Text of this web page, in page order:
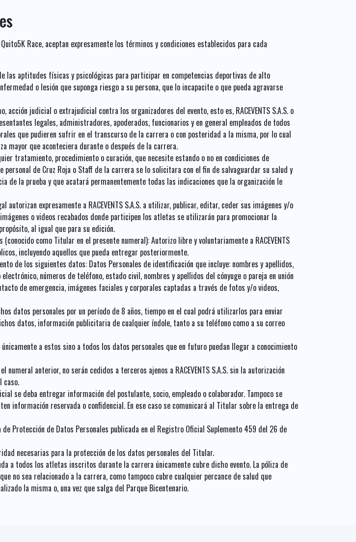
Race, aceptan expresamente los términos y condiciones establecidos para cada
las aptitudes físicas y psicológicas para participar en competencias deportivas de alto
o lesión que suponga riesgo a su persona, que lo incapacite o que pueda agravarse
judicial o extrajudicial contra los organizadores del evento, esto es, RACEVENTS S.A.S. o
legales, administradores, apoderados, funcionarios y en general empleados de todos
que pudieren sufrir en el transcurso de la carrera o con posteridad a la misma, por lo cual
mayor que aconteciera durante o después de la carrera.
tratamiento, procedimiento o curación, que necesite estando o no en condiciones de
de Cruz Roja o Staff de la carrera se lo solicitara con el fin de salvaguardar su salud y
la prueba y que acatará permanentemente todas las indicaciones que la organización le
expresamente a RACEVENTS S.A.S. a utilizar, publicar, editar, ceder sus imágenes y/o
o videos recabados donde participen los atletas se utilizarán para promocionar la
al igual que para su edición.
como Titular en el presente numeral): Autorizo libre y voluntariamente a RACEVENTS
incluyendo aquellos que pueda entregar posteriormente.
de los siguientes datos: Datos Personales de identificación que incluye: nombres y apellidos,
números de teléfono, estado civil, nombres y apellidos del cónyuge o pareja en unión
de emergencia, imágenes faciales y corporales captadas a través de fotos y/o videos,
datos personales por un período de 8 años, tiempo en el cual podrá utilizarlos para enviar
datos, información publicitaria de cualquier índole, tanto a su teléfono como a su correo
a estos sino a todos los datos personales que en futuro puedan llegar a conocimiento
numeral anterior, no serán cedidos a terceros ajenos a RACEVENTS S.A.S. sin la autorización
caso.
se deba entregar información del postulante, socio, empleado o colaborador. Tampoco se
información reservada o confidencial. En ese caso se comunicará al Titular sobre la entrega de
Protección de Datos Personales publicada en el Registro Oficial Suplemento 459 del 26 de
necesarias para la protección de los datos personales del Titular.
a todos los atletas inscritos durante la carrera únicamente cubre dicho evento. La póliza de
no sea relacionado a la carrera, como tampoco cubre cualquier percance de salud que
la misma o, una vez que salga del Parque Bicentenario.